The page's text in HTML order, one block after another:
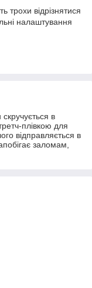
трохи відрізнятися
налаштування
в
плівкою для
відправляється в
заломам,